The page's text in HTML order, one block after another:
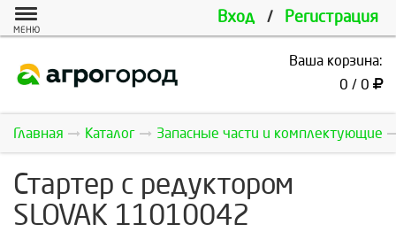
Вход / Регистрация
МЕНЮ
Ваша корзина:
0 / 0
Главная Каталог Запасные части и комплектующие
Стартер с редуктором
SLOVAK 11010042